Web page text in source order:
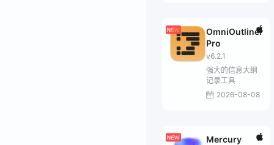
OmniOutliner
Pro
v6.2.1
强大的信息大纲
记录工具
2026-08-08
Mercury